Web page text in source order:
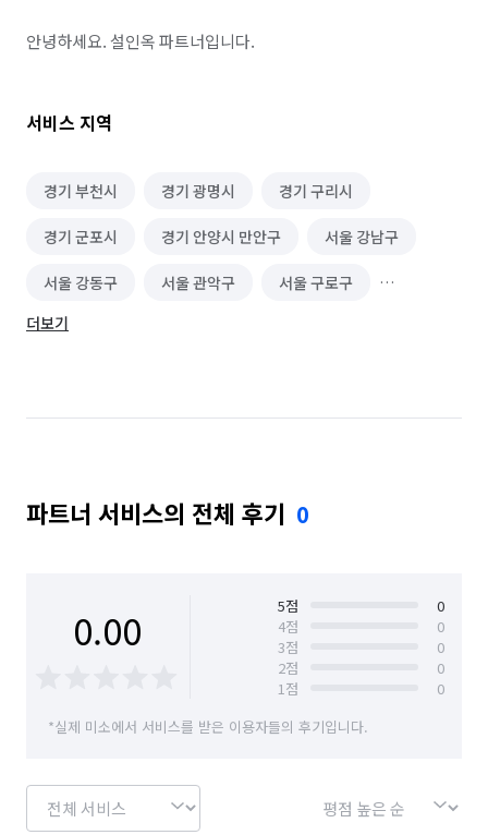
안녕하세요. 설인옥 파트너입니다.
서비스 지역
경기 부천시 경기 광명시 경기 구리시
경기 군포시 경기 안양시 만안구 서울 강남구
서울 강동구 서울 관악구 서울 구로구
서울 금천구
경기 부천시 원미구
더보기
파트너 서비스의 전체 후기 0
0.00 5점
0
4점
0
3점
0
2점
0
1점
0
*실제 미소에서 서비스를 받은 이용자들의 후기입니다.